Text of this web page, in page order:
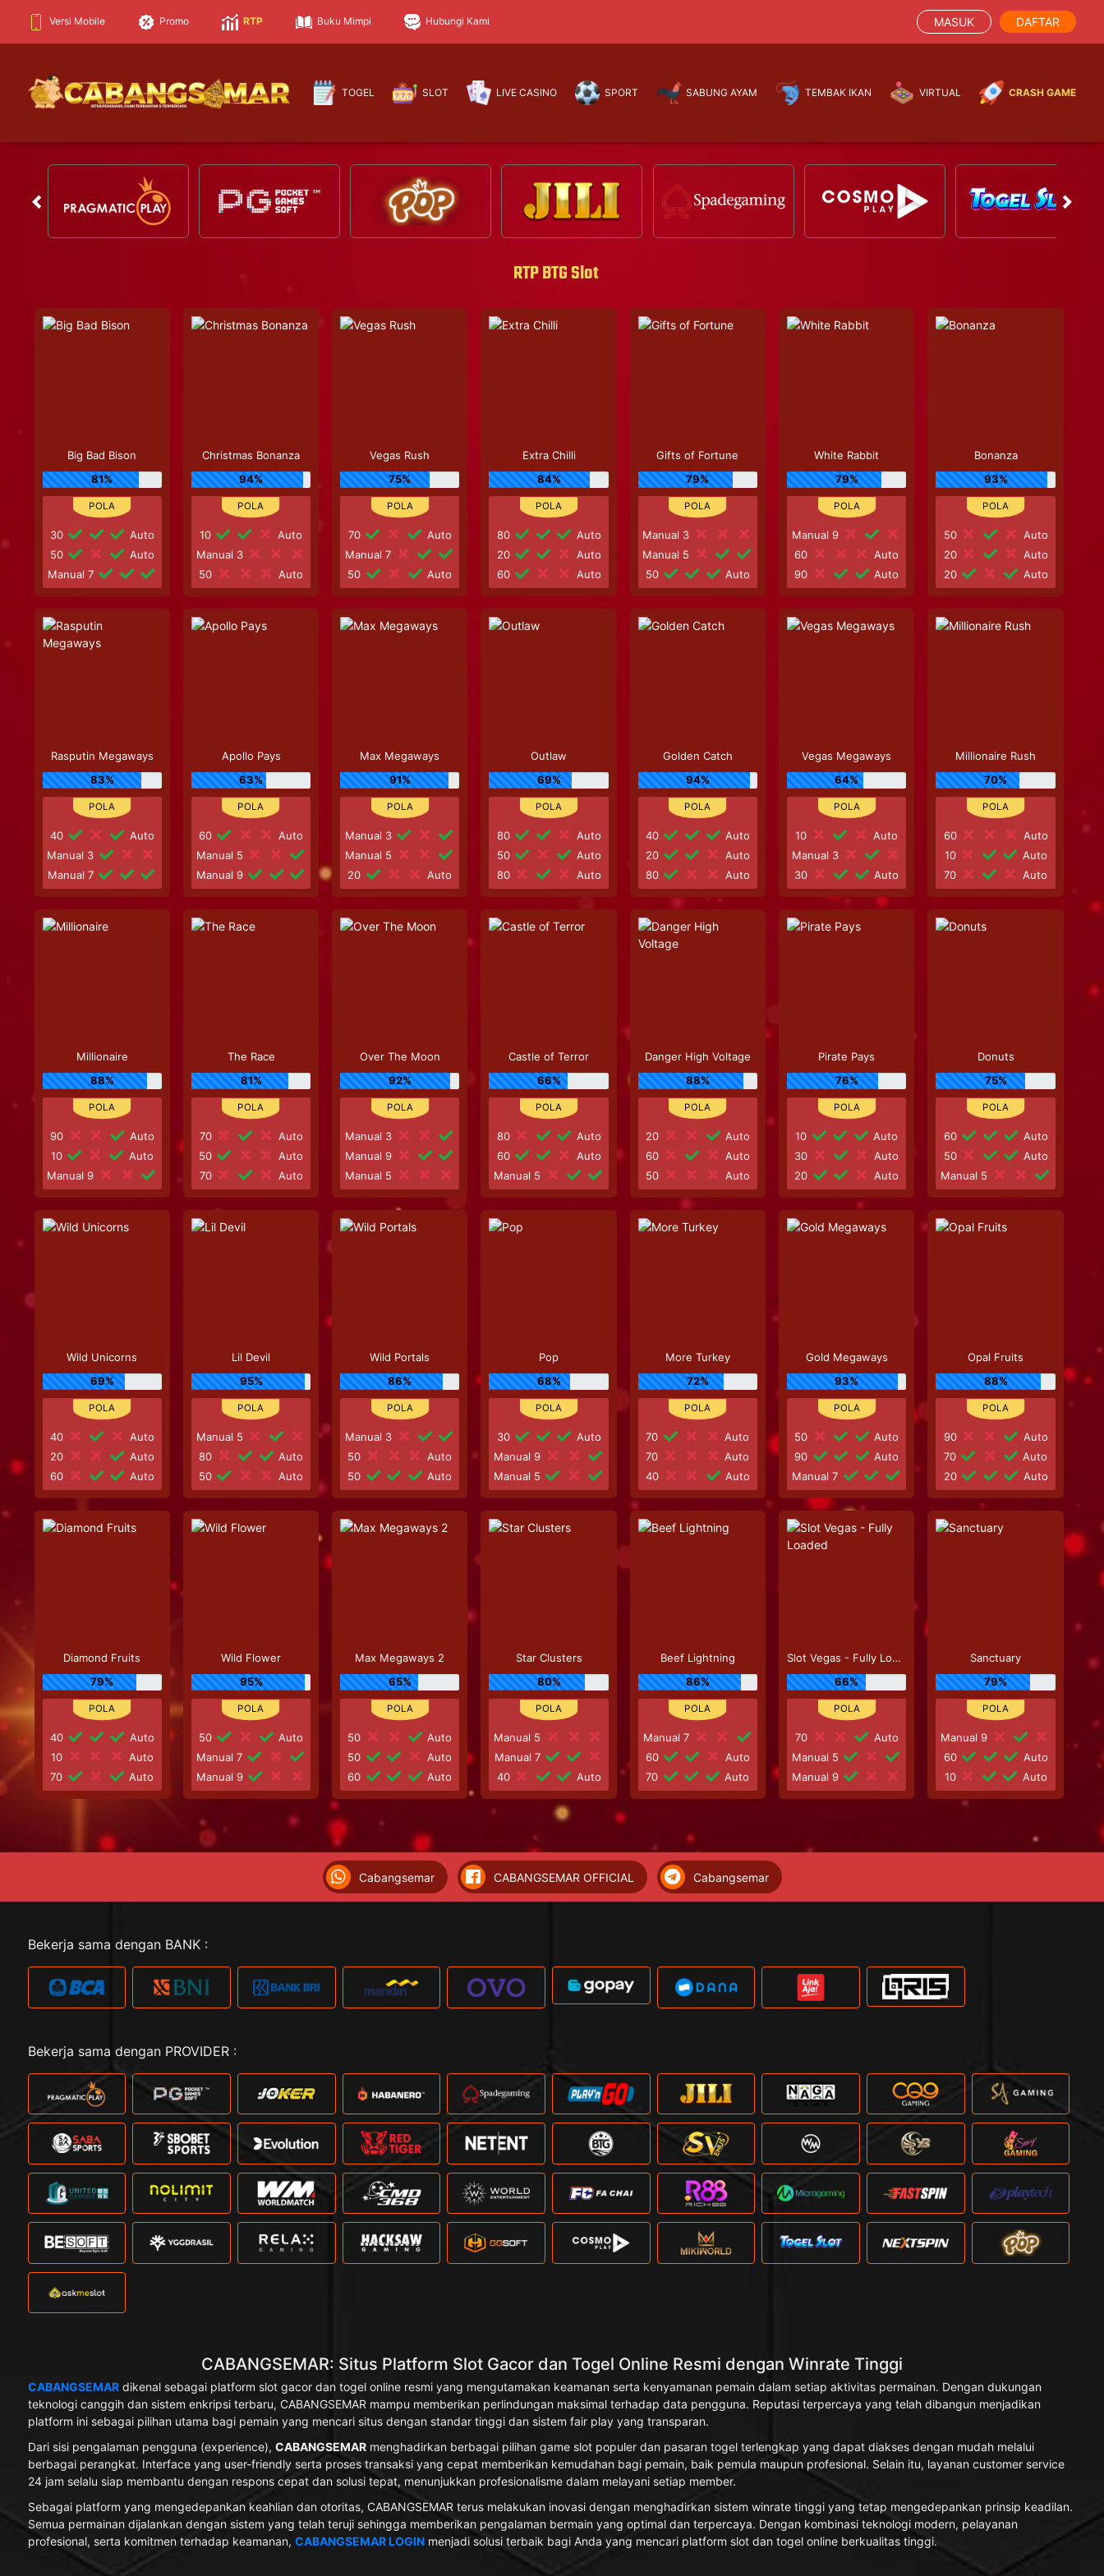
Versi Mobile Promo RTP Buku Mimpi Hubungi Kami MASUK DAFTAR
TOGEL SLOT LIVE CASINO SPORT SABUNG AYAM TEMBAK IKAN VIRTUAL CRASH GAME
RTP BTG Slot
Big Bad Bison
81%
30
Auto
50
Auto
Manual 7
Christmas Bonanza
94%
10
Auto
Manual 3
50
Auto
Vegas Rush
75%
70
Auto
Manual 7
50
Auto
Extra Chilli
84%
80
Auto
20
Auto
60
Auto
Gifts of Fortune
79%
Manual 3
Manual 5
50
Auto
White Rabbit
79%
Manual 9
60
Auto
90
Auto
Bonanza
93%
50
Auto
20
Auto
20
Auto
Rasputin Megaways
83%
40
Auto
Manual 3
Manual 7
Apollo Pays
63%
60
Auto
Manual 5
Manual 9
Max Megaways
91%
Manual 3
Manual 5
20
Auto
Outlaw
69%
80
Auto
50
Auto
80
Auto
Golden Catch
94%
40
Auto
20
Auto
80
Auto
Vegas Megaways
64%
10
Auto
Manual 3
30
Auto
Millionaire Rush
70%
60
Auto
10
Auto
70
Auto
Millionaire
88%
90
Auto
10
Auto
Manual 9
The Race
81%
70
Auto
50
Auto
70
Auto
Over The Moon
92%
Manual 3
Manual 9
Manual 5
Castle of Terror
66%
80
Auto
60
Auto
Manual 5
Danger High Voltage
88%
20
Auto
60
Auto
50
Auto
Pirate Pays
76%
10
Auto
30
Auto
20
Auto
Donuts
75%
60
Auto
50
Auto
Manual 5
Wild Unicorns
69%
40
Auto
20
Auto
60
Auto
Lil Devil
95%
Manual 5
80
Auto
50
Auto
Wild Portals
86%
Manual 3
50
Auto
50
Auto
Pop
68%
30
Auto
Manual 9
Manual 5
More Turkey
72%
70
Auto
70
Auto
40
Auto
Gold Megaways
93%
50
Auto
90
Auto
Manual 7
Opal Fruits
88%
90
Auto
70
Auto
20
Auto
Diamond Fruits
79%
40
Auto
10
Auto
70
Auto
Wild Flower
95%
50
Auto
Manual 7
Manual 9
Max Megaways 2
65%
50
Auto
50
Auto
60
Auto
Star Clusters
80%
Manual 5
Manual 7
40
Auto
Beef Lightning
86%
Manual 7
60
Auto
70
Auto
Slot Vegas - Fully Loaded
66%
70
Auto
Manual 5
Manual 9
Sanctuary
79%
Manual 9
60
Auto
10
Auto
Cabangsemar CABANGSEMAR OFFICIAL Cabangsemar
Bekerja sama dengan BANK :
Bekerja sama dengan PROVIDER :
CABANGSEMAR: Situs Platform Slot Gacor dan Togel Online Resmi dengan Winrate Tinggi
CABANGSEMARdikenal sebagai platform slot gacor dan togel online resmi yang mengutamakan keamanan serta kenyamanan pemain dalam setiap aktivitas permainan. Dengan dukungan
teknologi canggih dan sistem enkripsi terbaru, CABANGSEMAR mampu memberikan perlindungan maksimal terhadap data pengguna. Reputasi terpercaya yang telah dibangun menjadikan
platform ini sebagai pilihan utama bagi pemain yang mencari situs dengan standar tinggi dan sistem fair play yang transparan.
Dari sisi pengalaman pengguna (experience), CABANGSEMARmenghadirkan berbagai pilihan game slot populer dan pasaran togel terlengkap yang dapat diakses dengan mudah melalui
berbagai perangkat. Interface yang user-friendly serta proses transaksi yang cepat memberikan kemudahan bagi pemain, baik pemula maupun profesional. Selain itu, layanan customer service
24 jam selalu siap membantu dengan respons cepat dan solusi tepat, menunjukkan profesionalisme dalam melayani setiap member.
Sebagai platform yang mengedepankan keahlian dan otoritas, CABANGSEMAR terus melakukan inovasi dengan menghadirkan sistem winrate tinggi yang tetap mengedepankan prinsip keadilan.
Semua permainan dijalankan dengan sistem yang telah teruji sehingga memberikan pengalaman bermain yang optimal dan terpercaya. Dengan kombinasi teknologi modern, pelayanan
profesional, serta komitmen terhadap keamanan, CABANGSEMAR LOGINmenjadi solusi terbaik bagi Anda yang mencari platform slot dan togel online berkualitas tinggi.